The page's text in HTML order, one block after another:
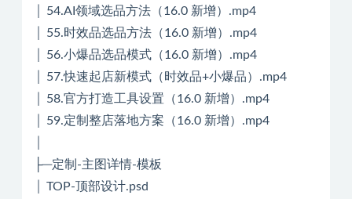
│ 54.AI领域选品方法（16.0 新增）.mp4
│ 55.时效品选品方法（16.0 新增）.mp4
│ 56.小爆品选品模式（16.0 新增）.mp4
│ 57.快速起店新模式（时效品+小爆品）.mp4
│ 58.官方打造工具设置（16.0 新增）.mp4
│ 59.定制整店落地方案（16.0 新增）.mp4
├─定制-主图详情-模板
│ TOP-顶部设计.psd